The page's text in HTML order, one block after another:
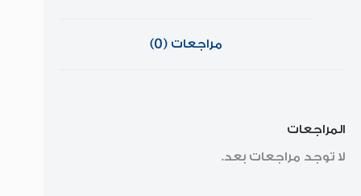
مراجعات (0)
المراجعات
لا توجد مراجعات بعد.